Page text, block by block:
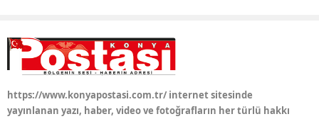
Şanlıurfa
https://www.konyapostasi.com.tr/ internet sitesinde
yayınlanan yazı, haber, video ve fotoğrafların her türlü hakkı